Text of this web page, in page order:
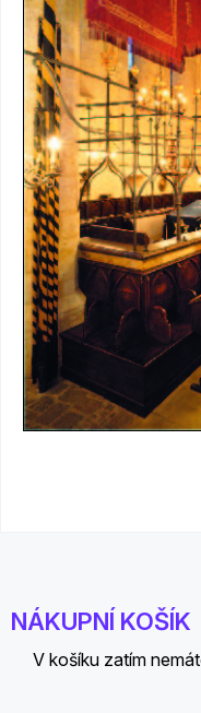
NÁKUPNÍ KOŠÍK
V košíku zatím